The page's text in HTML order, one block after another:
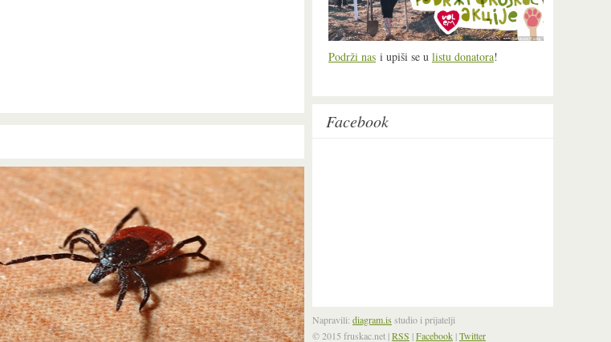
Podrži nas i upiši se u listu donatora!
Facebook
Napravili: diagram.is studio i prijatelji
© 2015 fruskac.net |RSS |Facebook |Twitter